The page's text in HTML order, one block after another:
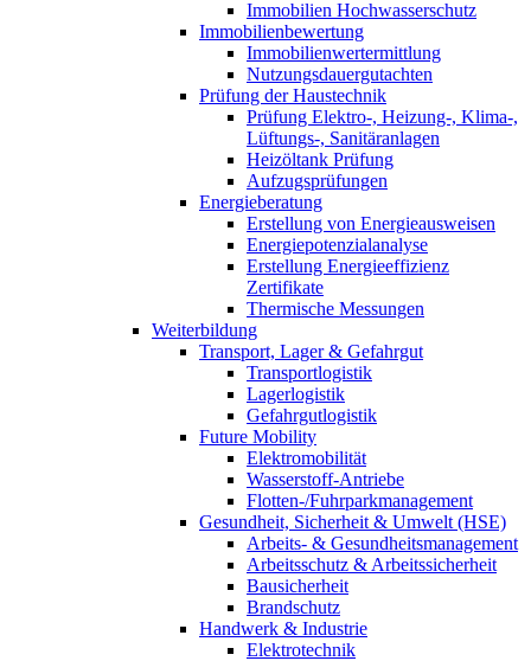
Immobilien Hochwasserschutz
Immobilienbewertung
Immobilienwertermittlung
Nutzungsdauergutachten
Prüfung der Haustechnik
Prüfung Elektro-, Heizung-, Klima-,
Lüftungs-, Sanitäranlagen
Heizöltank Prüfung
Aufzugsprüfungen
Energieberatung
Erstellung von Energieausweisen
Energiepotenzialanalyse
Erstellung Energieeffizienz
Zertifikate
Thermische Messungen
Weiterbildung
Transport, Lager & Gefahrgut
Transportlogistik
Lagerlogistik
Gefahrgutlogistik
Future Mobility
Elektromobilität
Wasserstoff-Antriebe
Flotten-/Fuhrparkmanagement
Gesundheit, Sicherheit & Umwelt (HSE)
Arbeits- & Gesundheitsmanagement
Arbeitsschutz & Arbeitssicherheit
Bausicherheit
Brandschutz
Handwerk & Industrie
Elektrotechnik